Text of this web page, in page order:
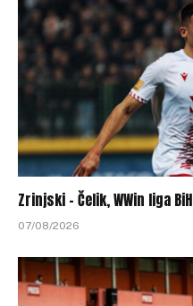
Zrinjski – Čelik, WWin liga BiH
07/08/2026